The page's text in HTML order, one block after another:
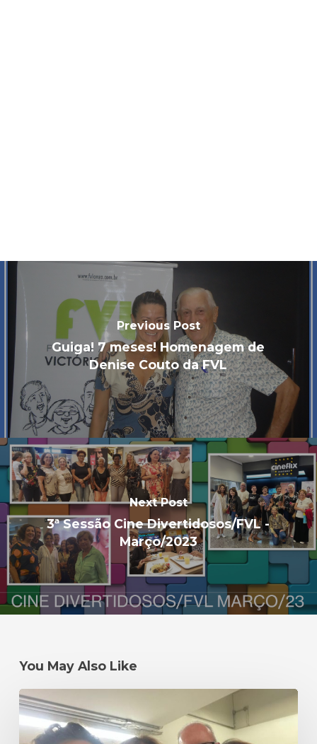
Previous Post
Guiga! 7 meses! Homenagem de
Denise Couto da FVL
Next Post
3ª Sessão Cine Divertidosos/FVL -
Março/2023
You May Also Like
Um
#tbt
mais